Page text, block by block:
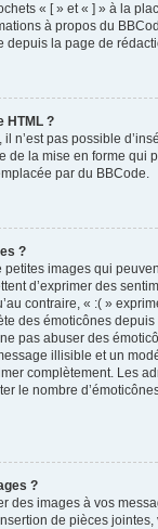
« [ » et « ] » à la
à propos du
depuis la page de
HTML ?
n’est pas possible
de la mise en forme qui
par du BBCode.
?
petites images qui
d’exprimer des
contraire, « :( »
des émoticônes
pas abuser des
illisible et un
complètement. Les
le nombre
?
des images à vos
de pièces